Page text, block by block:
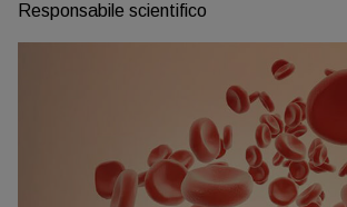
Responsabile scientifico